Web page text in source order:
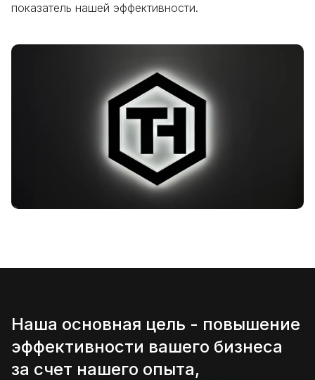
показатель нашей эффективности.
Наша основная цель - повышение
эффективности вашего бизнеса
за счет нашего опыта,